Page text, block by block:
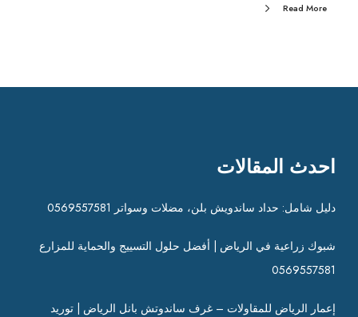
Read More
احدث المقالات
دليل شامل: حداد ساندويش بلن، مضلات وسواتر 0569557581
شبوك زراعية في الرياض | أفضل حلول التسييج والحماية للمزارع
0569557581
إعمار الرياض للمقاولات – غرف ساندوتش بانل الرياض | توريد